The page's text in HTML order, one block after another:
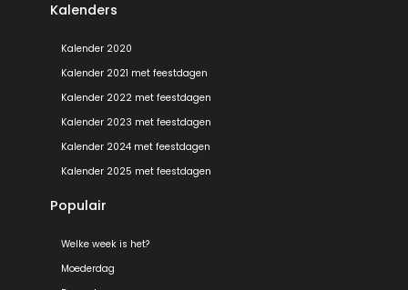
Kalenders
Kalender 2020
Kalender 2021 met feestdagen
Kalender 2022 met feestdagen
Kalender 2023 met feestdagen
Kalender 2024 met feestdagen
Kalender 2025 met feestdagen
Populair
Welke week is het?
Moederdag